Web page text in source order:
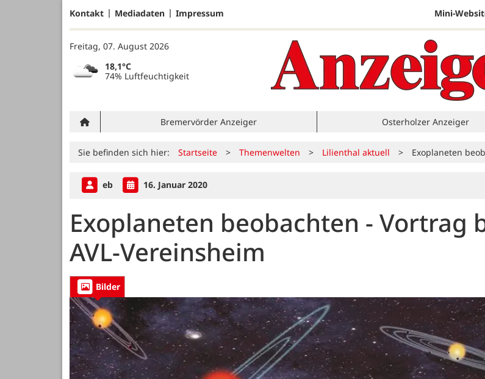
Kontakt Mediadaten Impressum Mini-
Freitag, 07. August 2026
18,1°C
74% Luftfeuchtigkeit
Bremervörder Anzeiger Osterholzer Anzeiger
Sie befinden sich hier: Startseite > Themenwelten > Lilienthal aktuell > Exoplaneten
eb 16. Januar 2020
Exoplaneten beobachten - Vortrag
AVL-Vereinsheim
Bilder